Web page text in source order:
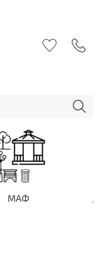
МАФ